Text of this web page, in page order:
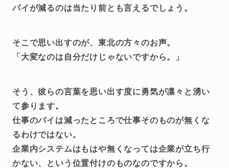
パイが減るのは当たり前とも言えるでしょう。
そこで思い出すのが、東北の方々のお声。
「大変なのは自分だけじゃないですから。」
そう、彼らの言葉を思い出す度に勇気が凛々と湧い
て参ります。
仕事のパイは減ったところで仕事そのものが無くな
るわけではない。
企業内システムはもはや無くなっては企業が立ち行
かない、という位置付けのものなのですから。